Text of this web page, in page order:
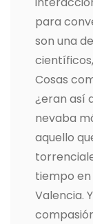
para
son una
Cosas
¿eran así
nevaba
aquello
tiempo en
Valencia.